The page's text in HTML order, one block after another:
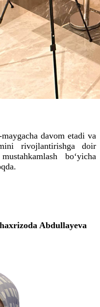
davom etadi va
rivojlantirishga doir
bo‘yicha